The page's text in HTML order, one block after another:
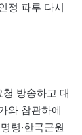
정 파루 다시
방송하고 대
와 참관하에
령·한국군원